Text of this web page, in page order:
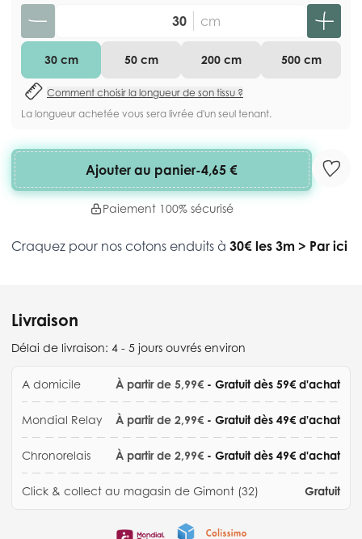
cm
30 cm 50 cm 200 cm 500 cm
Comment choisir la longueur de son tissu ?
La longueur achetée vous sera livrée d'un seul tenant.
Ajouter au panier-4,65 €
Paiement 100% sécurisé
Craquez pour nos cotons enduits à 30€ les 3m > Par ici
Livraison
Délai de livraison: 4 - 5 jours ouvrés environ
A domicile À partir de 5,99€ - Gratuit dès 59€ d'achat
Mondial Relay À partir de 2,99€ - Gratuit dès 49€ d'achat
Chronorelais À partir de 2,99€ - Gratuit dès 49€ d'achat
Click & collect au magasin de Gimont (32) Gratuit